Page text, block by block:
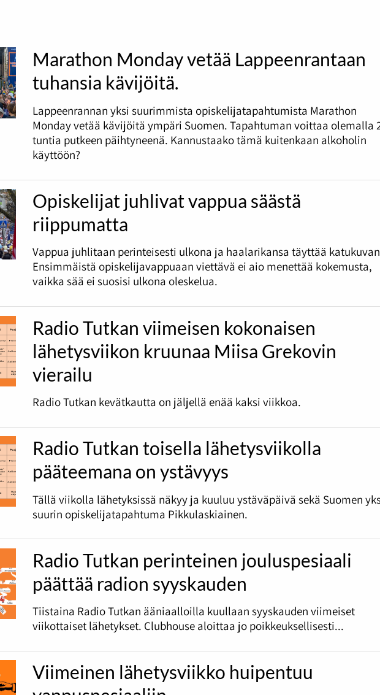
Marathon Monday vetää Lappeenrantaan
tuhansia kävijöitä.
Lappeenrannan yksi suurimmista opiskelijatapahtumista Marathon
Monday vetää kävijöitä ympäri Suomen. Tapahtuman voittaa olemalla
tuntia putkeen päihtyneenä. Kannustaako tämä kuitenkaan alkoholin
käyttöön?
Opiskelijat juhlivat vappua säästä
riippumatta
Vappua juhlitaan perinteisesti ulkona ja haalarikansa täyttää
Ensimmäistä opiskelijavappuaan viettävä ei aio menettää kokemusta,
vaikka sää ei suosisi ulkona oleskelua.
Radio Tutkan viimeisen kokonaisen
lähetysviikon kruunaa Miisa Grekovin
vierailu
Radio Tutkan kevätkautta on jäljellä enää kaksi viikkoa.
Radio Tutkan toisella lähetysviikolla
pääteemana on ystävyys
Tällä viikolla lähetyksissä näkyy ja kuuluu ystäväpäivä sekä Suomen
suurin opiskelijatapahtuma Pikkulaskiainen.
Radio Tutkan perinteinen jouluspesiaali
päättää radion syyskauden
Tiistaina Radio Tutkan ääniaalloilla kuullaan syyskauden viimeiset
viikottaiset lähetykset. Clubhouse aloittaa jo poikkeuksellisesti...
Viimeinen lähetysviikko huipentuu